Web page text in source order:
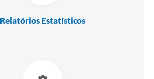
Relatórios Estatísticos